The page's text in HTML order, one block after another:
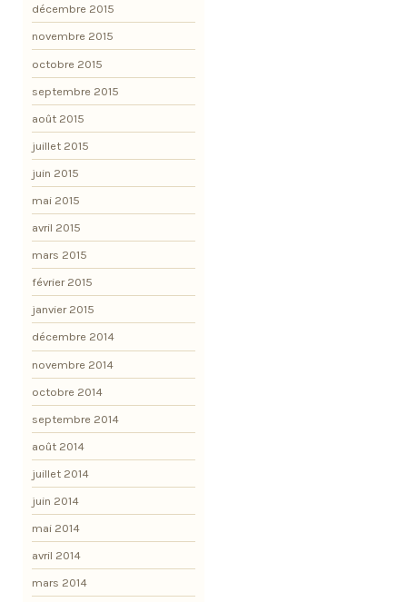
décembre 2015
novembre 2015
octobre 2015
septembre 2015
août 2015
juillet 2015
juin 2015
mai 2015
avril 2015
mars 2015
février 2015
janvier 2015
décembre 2014
novembre 2014
octobre 2014
septembre 2014
août 2014
juillet 2014
juin 2014
mai 2014
avril 2014
mars 2014